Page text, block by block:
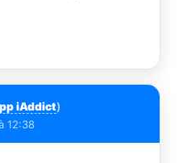
iAddict)
12:38